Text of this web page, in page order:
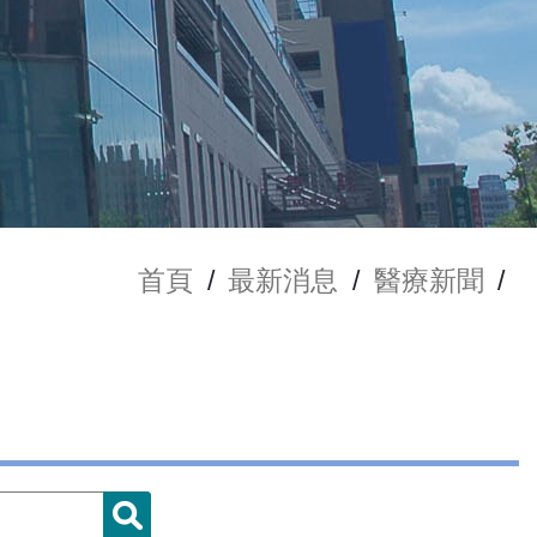
首頁 / 最新消息 / 醫療新聞 /